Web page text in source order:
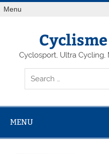
Menu
Cyclosport, Ultra
MENU